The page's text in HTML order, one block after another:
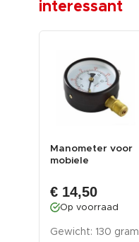
interessant
Manometer voor
mobiele
€ 14,50
Op voorraad
Gewicht: 130 gram